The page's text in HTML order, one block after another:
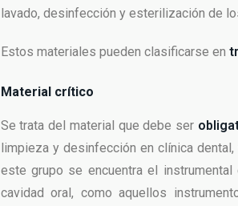
lavado, desinfección y esterilización de
Estos materiales pueden clasificarse en
Material crítico
Se trata del material que debe ser
limpieza y desinfección en clínica
este grupo se encuentra el
cavidad oral, como aquellos